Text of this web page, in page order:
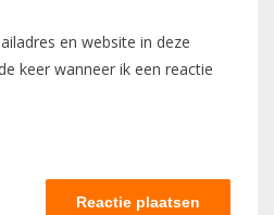
en website in deze
keer wanneer ik een reactie